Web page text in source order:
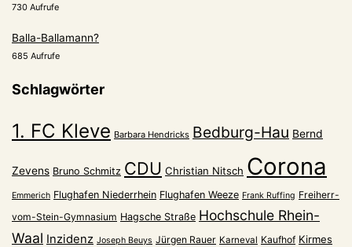
730 Aufrufe
Balla-Ballamann?
685 Aufrufe
Schlagwörter
1. FC Kleve Barbara Hendricks Bedburg-Hau Bernd
Zevens Bruno Schmitz CDU Christian Nitsch Corona
Emmerich Flughafen Niederrhein Flughafen Weeze Frank Ruffing Freiherr-
vom-Stein-Gymnasium Hagsche Straße Hochschule Rhein-
Waal Inzidenz Joseph Beuys Jürgen Rauer Karneval Kaufhof Kirmes